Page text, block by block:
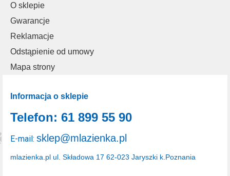
O sklepie
Gwarancje
Reklamacje
Odstąpienie od umowy
Mapa strony
Informacja o sklepie
mlazienka.pl ul. Składowa 17 62-023 Jaryszki k.Poznania
Telefon: 61 899 55 90
E-mail: sklep@mlazienka.pl